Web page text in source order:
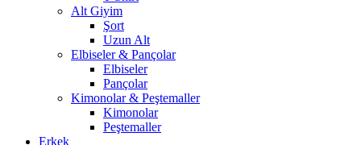
Alt Giyim
Şort
Uzun Alt
Elbiseler & Pançolar
Elbiseler
Pançolar
Kimonolar & Peştemaller
Kimonolar
Peştemaller
Erkek